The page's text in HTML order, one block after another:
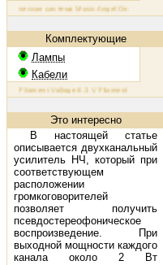
система Music Angel One: 20 - 100
Комплектующие
Лампы
Кабели
Voltage 6.3 V Filament Current 1.6 A
Это интересно
В настоящей статье
описывается двухканальный
усилитель НЧ, который при
соответствующем
расположении
громкоговорителей
позволяет получить
псевдостереофоническое
воспроизведение. При
выходной мощности каждого
канала около 2 Вт